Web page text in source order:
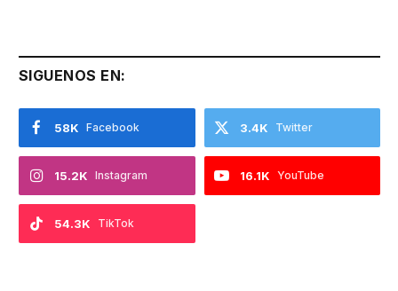
SIGUENOS EN:
Facebook
58K Twitter
3.4K
Instagram
15.2K YouTube
16.1K
TikTok
54.3K